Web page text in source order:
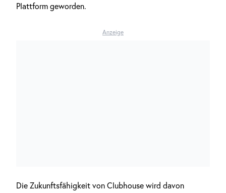
Plattform geworden.
Anzeige
Die Zukunftsfähigkeit von Clubhouse wird davon